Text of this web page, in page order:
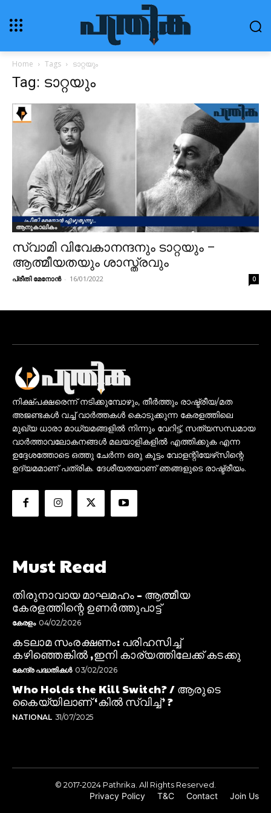
Home Tags ടാറ്റയും
Tag: ടാറ്റയും
ആനുകാലികം
സ്വാമി വിവേകാനന്ദനും ടാറ്റയും –
ആത്മീയതയും ശാസ്ത്രവും
പ്രീതി മേനോൻ - 16/01/2022 0
നിക്ഷ്പക്ഷരെന്ന് നടിക്കുമ്പോഴും, തീർത്തും രാഷ്ട്രീയ/മത
അജണ്ടകൾ വച്ച് വാർത്തകൾ കൊടുക്കുന്ന കേരളത്തിലെ
മുഖ്യ ധാരാ മാധ്യമങ്ങളിൽ നിന്നും വേറിട്ട്, സത്യസന്ധമായ
വാർത്താവലോകനങ്ങൾ മലയാളികളിൽ എത്തിക്കുക എന്ന
ഉദ്ദേശത്തോടെ ഒത്തു ചേർന്ന ഒരു കൂട്ടം വോളന്റിയേഴ്‌സിന്റെ
ഉദ്യമമാണ് പത്രിക. ദേശീയതയാണ് ഞങ്ങളുടെ രാഷ്ട്രീയം.
Must Read
തിരുനാവായ മാഘമഹം – ആത്മീയ
കേരളത്തിന്റെ ഉണർത്തുപാട്ട്
കേരളം 04/02/2026
കടലാമ സംരക്ഷണം: പരിഹസിച്ച്
കഴിഞ്ഞെങ്കിൽ ,ഇനി കാര്യത്തിലേക്ക് കടക്കു
കേന്ദ്ര പദ്ധതികൾ 03/02/2026
Who Holds the Kill Switch? / ആരുടെ
കൈയ്യിലാണ് ‘കിൽ സ്വിച്ച്’ ?
NATIONAL 31/07/2025
© 2017-2024 Pathrika. All Rights Reserved.
Privacy Policy T&C Contact Join Us